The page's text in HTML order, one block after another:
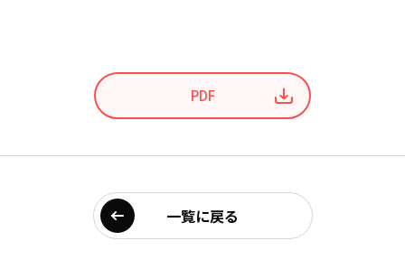
PDF
一覧に戻る